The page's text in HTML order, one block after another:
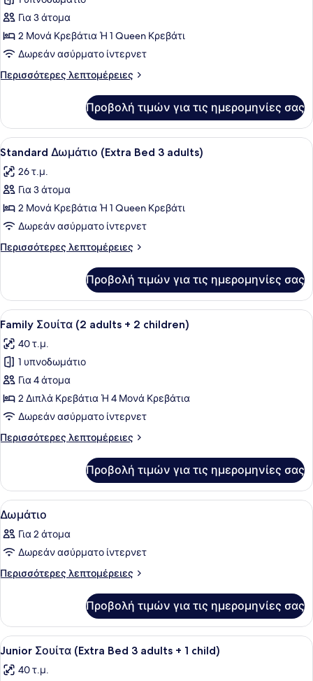
για
Standard
Δωμάτιο
Bed
+
1
child)
Για 3 άτομα
2 Μονά Κρεβάτια Ή 1 Queen Κρεβάτι
Δωρεάν ασύρματο ίντερνετ
Περισσότερες λεπτομέρειες
Περισσότερες
Δωμάτιο
(Extra
Bed
adults
+
child)
Προβολή τιμών για τις ημερομηνίες σας
Προβολή
όλων
των
φωτογραφιών
για
Standard
Δωμάτιο
(Extra
3
adults)
Ένα δωμάτιο ξενοδοχείου με ένα
5
Standard Δωμάτιο (Extra Bed 3 adults)
26 τ.μ.
Για 3 άτομα
2 Μονά Κρεβάτια Ή 1 Queen Κρεβάτι
Δωρεάν ασύρματο ίντερνετ
Περισσότερες λεπτομέρειες
Περισσότερες
Δωμάτιο
(Extra
Bed
adults)
Προβολή τιμών για τις ημερομηνίες σας
Προβολή
όλων
των
φωτογραφιών
για
Family
Σουίτα
adults
children)
Ένα δωμάτιο ξενοδοχείου με ένα
8
Family Σουίτα (2 adults + 2 children)
40 τ.μ.
1 υπνοδωμάτιο
Για 4 άτομα
2 Διπλά Κρεβάτια Ή 4 Μονά Κρεβάτια
Δωρεάν ασύρματο ίντερνετ
Περισσότερες λεπτομέρειες
Περισσότερες
Σουίτα
(2
adults
2
children)
Προβολή τιμών για τις ημερομηνίες σας
Προβολή
όλων
των
φωτογραφιών
για
Ένα δωμάτιο ξενοδοχείου με
16
Δωμάτιο
Για 2 άτομα
Δωρεάν ασύρματο ίντερνετ
Περισσότερες λεπτομέρειες
Περισσότερες
Προβολή τιμών για τις ημερομηνίες σας
Προβολή
όλων
των
Ένα σύγχρονο δωμάτιο
15
Junior Σουίτα (Extra Bed 3 adults + 1 child)
40 τ.μ.